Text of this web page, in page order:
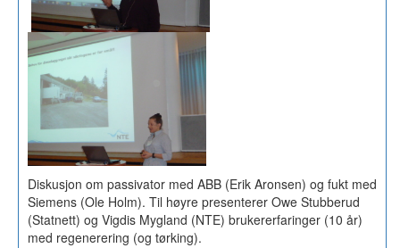
Diskusjon om passivator med ABB (Erik Aronsen) og fukt med
Siemens (Ole Holm). Til høyre presenterer Owe Stubberud
(Statnett) og Vigdis Mygland (NTE) brukererfaringer (10 år)
med regenerering (og tørking).